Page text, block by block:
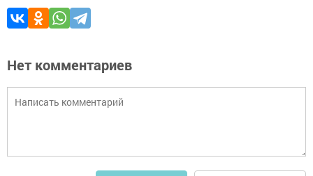
Нет комментариев